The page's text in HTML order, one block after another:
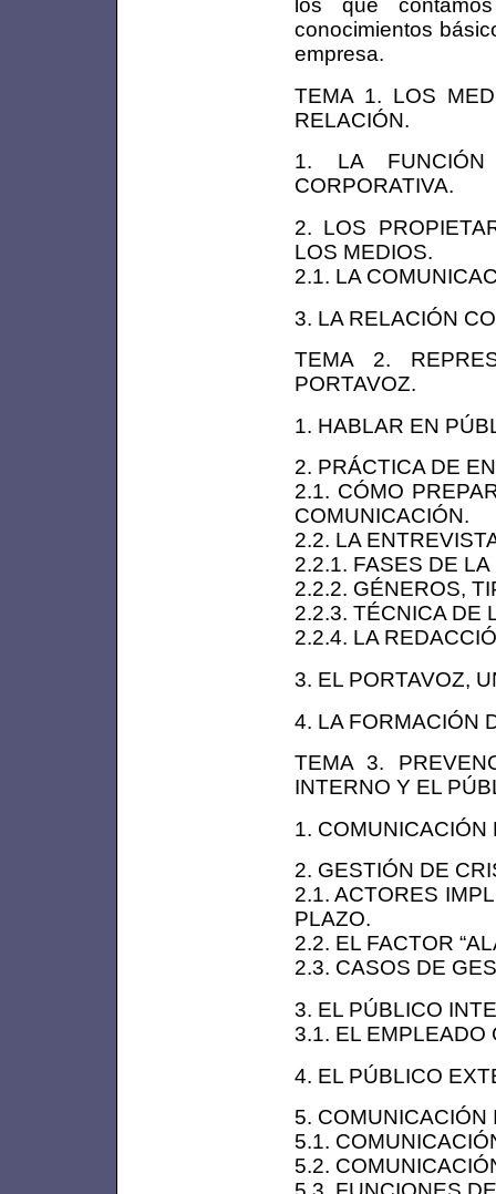
conocimientos
empresa.
TEMA 1. LOS
RELACIÓN.
1. LA FUNCIÓN
CORPORATIVA.
2. LOS
LOS MEDIOS.
2.1. LA
3. LA RELACIÓN
TEMA 2.
PORTAVOZ.
1. HABLAR EN
2. PRÁCTICA DE
2.1. CÓMO
COMUNICACIÓN.
2.2. LA
2.2.1. FASES DE
2.2.2. GÉNEROS,
2.2.3. TÉCNICA DE
2.2.4. LA
3. EL PORTAVOZ,
4. LA FORMACIÓN
TEMA 3.
INTERNO Y EL
1.
2. GESTIÓN DE
2.1. ACTORES
PLAZO.
2.2. EL FACTOR
2.3. CASOS DE
3. EL PÚBLICO
3.1. EL EMPLEADO
4. EL PÚBLICO
5.
5.1.
5.2.